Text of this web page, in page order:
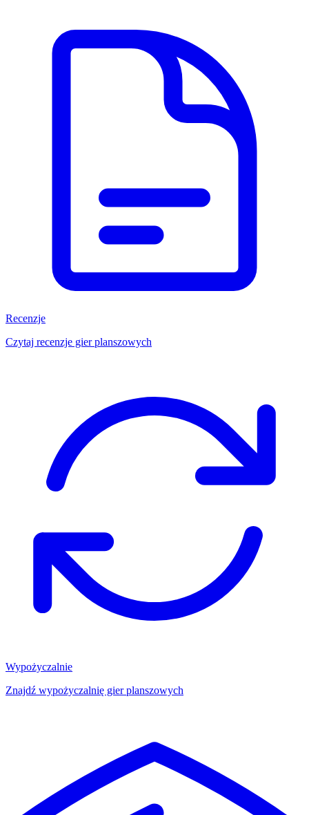
Recenzje
Czytaj recenzje gier planszowych
Wypożyczalnie
Znajdź wypożyczalnię gier planszowych